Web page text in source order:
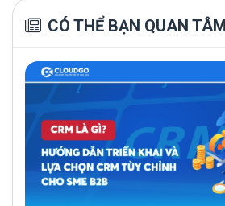
CÓ THỂ BẠN QUAN TÂM